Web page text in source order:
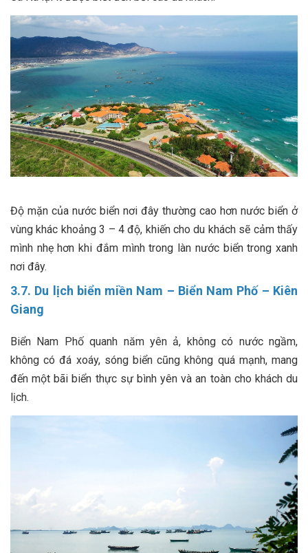
Độ mặn của nước biển nơi đây thường cao hơn nước biển ở
vùng khác khoảng 3 – 4 độ, khiến cho du khách sẽ cảm thấy
mình nhẹ hơn khi đắm mình trong làn nước biển trong xanh
nơi đây.
3.7. Du lịch biển miền Nam – Biển Nam Phố – Kiên
Giang
Biển Nam Phố quanh năm yên ả, không có nước ngầm,
không có đá xoáy, sóng biển cũng không quá mạnh, mang
đến một bãi biển thực sự bình yên và an toàn cho khách du
lịch.